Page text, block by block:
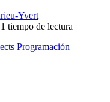
Yvert
1 tiempo de lectura
Programación